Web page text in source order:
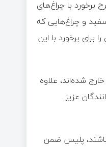
برخورد با چراغ‌های
سفید و چراغ‌هایی که
برای برخورد با این
شده‌اند، علاوه
عزیز
باشند، پلیس ضمن